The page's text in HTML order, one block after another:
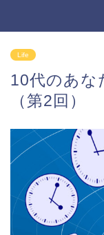
Life
10代のあな
（第2回）